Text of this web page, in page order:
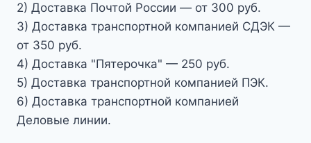
2) Доставка Почтой России — от 300 руб.
3) Доставка транспортной компанией СДЭК —
от 350 руб.
4) Доставка "Пятерочка" — 250 руб.
5) Доставка транспортной компанией ПЭК.
6) Доставка транспортной компанией
Деловые линии.